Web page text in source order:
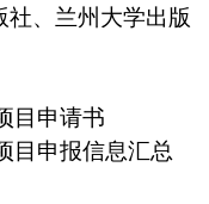
社、兰州大学出版
目申请书
目申报信息汇总